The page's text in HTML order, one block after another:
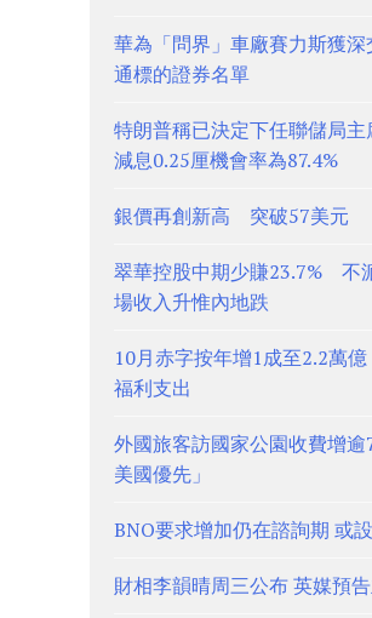
華為「問界」車廠賽力斯獲
通標的證券名單
特朗普稱已決定下任聯儲局
減息0.25厘機會率為87.4%
銀價再創新高 突破57美元
翠華控股中期少賺23.7%
場收入升惟內地跌
10月赤字按年增1成至2.2萬
福利支出
外國旅客訪國家公園收費增逾
美國優先」
BNO要求增加仍在諮詢期 或
財相李韻晴周三公布 英媒預